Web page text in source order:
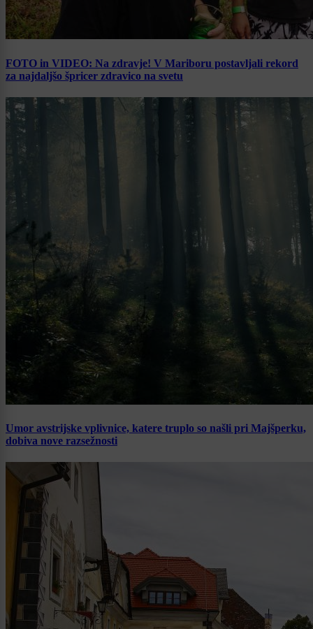
FOTO in VIDEO: Na zdravje! V Mariboru postavljali rekord
za najdaljšo špricer zdravico na svetu
Umor avstrijske vplivnice, katere truplo so našli pri Majšperku,
dobiva nove razsežnosti